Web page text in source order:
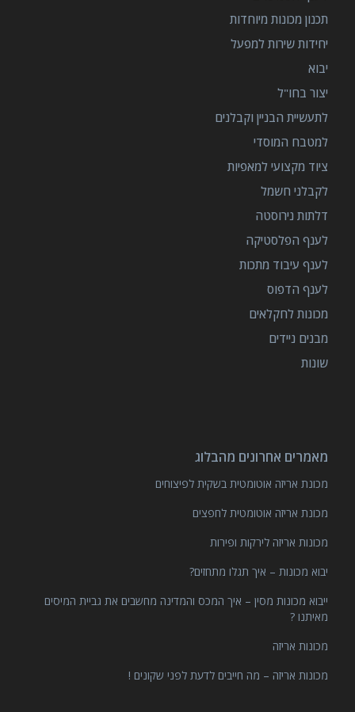
תכנון מכונות מיוחדות
יחידות שירות למפעל
יבוא
יצור בחו"ל
לתעשיית הבניין וקבלנים
למטבח המוסדי
ציוד מקצועי למאפיות
לקבלני חשמל
דלתות נירוסטה
לענף הפלסטיקה
לענף עיבוד מתכות
לענף הדפוס
מכונות לחקלאים
מבנים ניידים
שונות
מאמרים אחרונים מהבלוג
מכונת אריזה אוטומטית בשקית לפיצוחים
מכונת אריזה אוטומטית לחפצים
מכונות אריזה לירקות ופירות
יבוא מכונות – איך תגלו מתחזים?
ייבוא מכונות מסין – איך המכס והמדינה מחשבים את גביית המיסים
מאיתנו ?
מכונות אריזה
מכונות אריזה – מה חייבים לדעת לפני שקונים !